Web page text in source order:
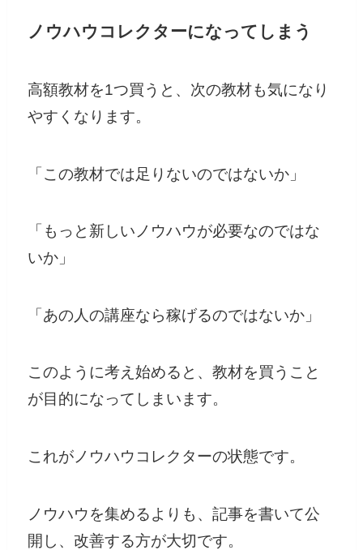
ノウハウコレクターになってしまう
高額教材を1つ買うと、次の教材も気になり
やすくなります。
「この教材では足りないのではないか」
「もっと新しいノウハウが必要なのではな
いか」
「あの人の講座なら稼げるのではないか」
このように考え始めると、教材を買うこと
が目的になってしまいます。
これがノウハウコレクターの状態です。
ノウハウを集めるよりも、記事を書いて公
開し、改善する方が大切です。